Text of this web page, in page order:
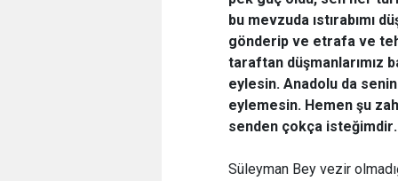
bu mevzuda ıstırabımı
gönderip ve etrafa ve
taraftan düşmanlarımız
eylesin. Anadolu da
eylemesin. Hemen şu
senden çokça isteğimdir.
Süleyman Bey vezir